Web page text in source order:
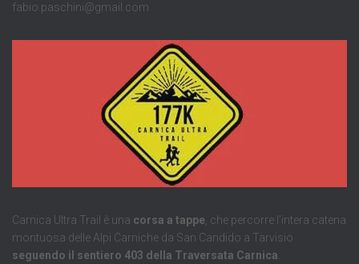
fabio.paschini@gmail.com
Carnica Ultra Trail è una corsa a tappe, che percorre l’intera catena
montuosa delle Alpi Carniche da San Candido a Tarvisio
seguendo il sentiero 403 della Traversata Carnica.